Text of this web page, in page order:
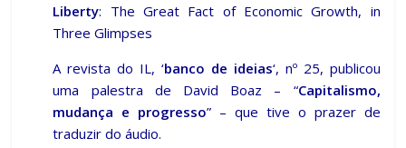
Liberty: The Great Fact of Economic Growth, in
Three Glimpses
A revista do IL,‘banco de ideias‘, nº 25, publicou
uma palestra de David Boaz – “Capitalismo,
mudança e progresso” – que tive o prazer de
traduzir do áudio.